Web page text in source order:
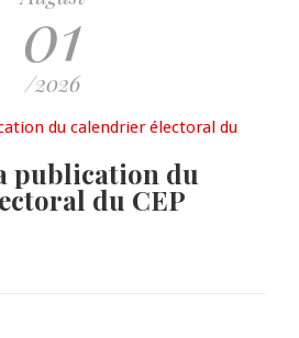
01
/2026
publication du
du CEP